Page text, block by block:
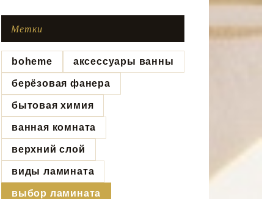
Метки
boheme аксессуары ванны
берёзовая фанера
бытовая химия
ванная комната
верхний слой
виды ламината
выбор ламината